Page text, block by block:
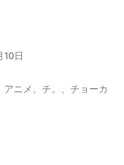
日
アニメ 、 チ。 、 チョーカ